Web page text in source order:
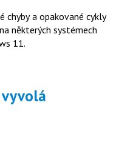
chyby a opakované cykly
některých systémech
11.